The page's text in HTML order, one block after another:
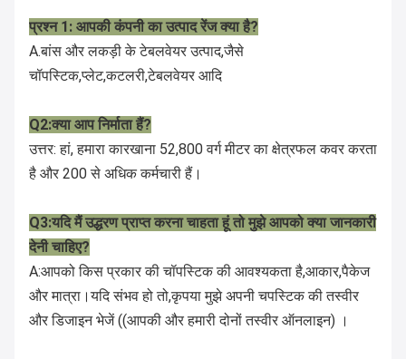
प्रश्न 1: आपकी कंपनी का उत्पाद रेंज क्या है?
A.बांस और लकड़ी के टेबलवेयर उत्पाद,जैसे
चॉपस्टिक,प्लेट,कटलरी,टेबलवेयर आदि
Q2:क्या आप निर्माता हैं?
उत्तर: हां, हमारा कारखाना 52,800 वर्ग मीटर का क्षेत्रफल कवर करता
है और 200 से अधिक कर्मचारी हैं।
Q3:यदि मैं उद्धरण प्राप्त करना चाहता हूं तो मुझे आपको क्या जानकारी
देनी चाहिए?
A:आपको किस प्रकार की चॉपस्टिक की आवश्यकता है,आकार,पैकेज
और मात्रा।यदि संभव हो तो,कृपया मुझे अपनी चपस्टिक की तस्वीर
और डिजाइन भेजें ((आपकी और हमारी दोनों तस्वीर ऑनलाइन) ।